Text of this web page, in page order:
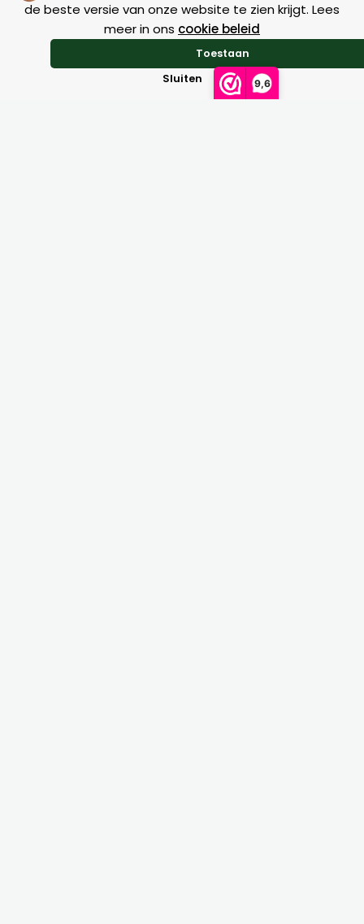
9,6
de beste versie van onze website te zien krijgt. Lees
meer in ons cookie beleid
Toestaan
Sluiten
Retourneren